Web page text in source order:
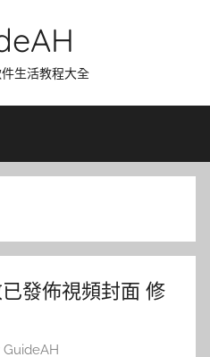
生活教程大全
發佈視頻封面 修
GuideAH